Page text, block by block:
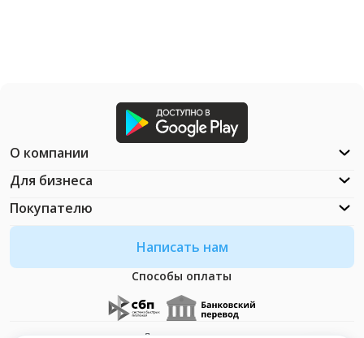
Написать нам
Способы оплаты
О компании
Для бизнеса
Покупателю